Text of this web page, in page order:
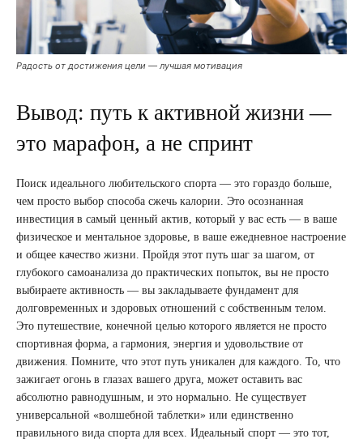
Радость от достижения цели — лучшая мотивация
Вывод: путь к активной жизни —
это марафон, а не спринт
Поиск идеального любительского спорта — это гораздо больше,
чем просто выбор способа сжечь калории. Это осознанная
инвестиция в самый ценный актив, который у вас есть — в ваше
физическое и ментальное здоровье, в ваше ежедневное настроение
и общее качество жизни. Пройдя этот путь шаг за шагом, от
глубокого самоанализа до практических попыток, вы не просто
выбираете активность — вы закладываете фундамент для
долговременных и здоровых отношений с собственным телом.
Это путешествие, конечной целью которого является не просто
спортивная форма, а гармония, энергия и удовольствие от
движения. Помните, что этот путь уникален для каждого. То, что
зажигает огонь в глазах вашего друга, может оставить вас
абсолютно равнодушным, и это нормально. Не существует
универсальной «волшебной таблетки» или единственно
правильного вида спорта для всех. Идеальный спорт — это тот,